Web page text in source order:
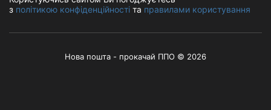
з політикою конфіденційності та правилами користування
Нова пошта - прокачай ППО © 2026